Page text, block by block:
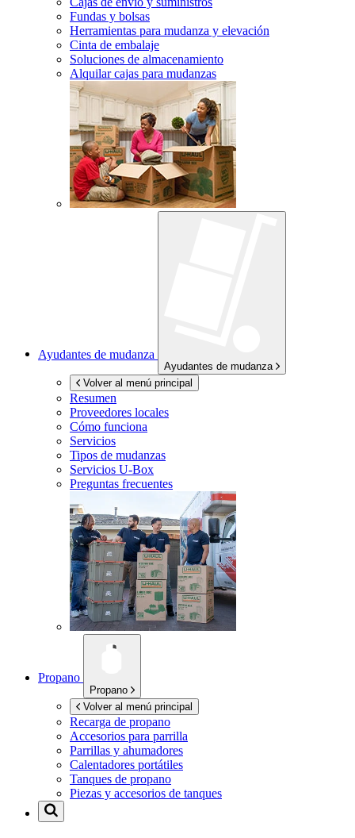
Fundas y bolsas
Herramientas para mudanza y elevación
Cinta de embalaje
Soluciones de almacenamiento
Alquilar cajas para mudanzas
Ayudantes de mudanza
Ayudantes de mudanza
Volver al menú principal
Resumen
Proveedores locales
Cómo funciona
Servicios
Tipos de mudanzas
Servicios U-Box
Preguntas frecuentes
Propano
Propano
Volver al menú principal
Recarga de propano
Accesorios para parrilla
Parrillas y ahumadores
Calentadores portátiles
Tanques de propano
Piezas y accesorios de tanques